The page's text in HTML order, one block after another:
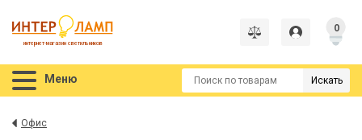
интернет-магазин светильников
0
Меню Искать
Офис